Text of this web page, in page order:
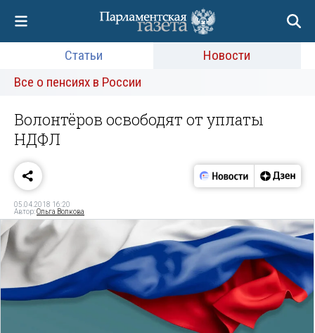
Статьи
Новости
Все о пенсиях в России
Волонтёров освободят от уплаты
НДФЛ
05.04.2018 16:20
Автор:Ольга Волкова